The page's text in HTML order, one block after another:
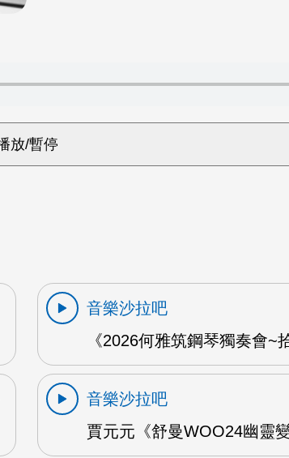
音樂沙拉吧
《2026何雅筑鋼琴獨奏會~
音樂沙拉吧
賈元元《舒曼WOO24幽靈